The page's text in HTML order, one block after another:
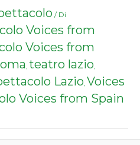
/ Di
Voices from
Voices from
, teatro lazio,
Lazio, Voices
Voices from Spain